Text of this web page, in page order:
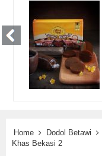
Home Dodol Betawi
Khas Bekasi 2